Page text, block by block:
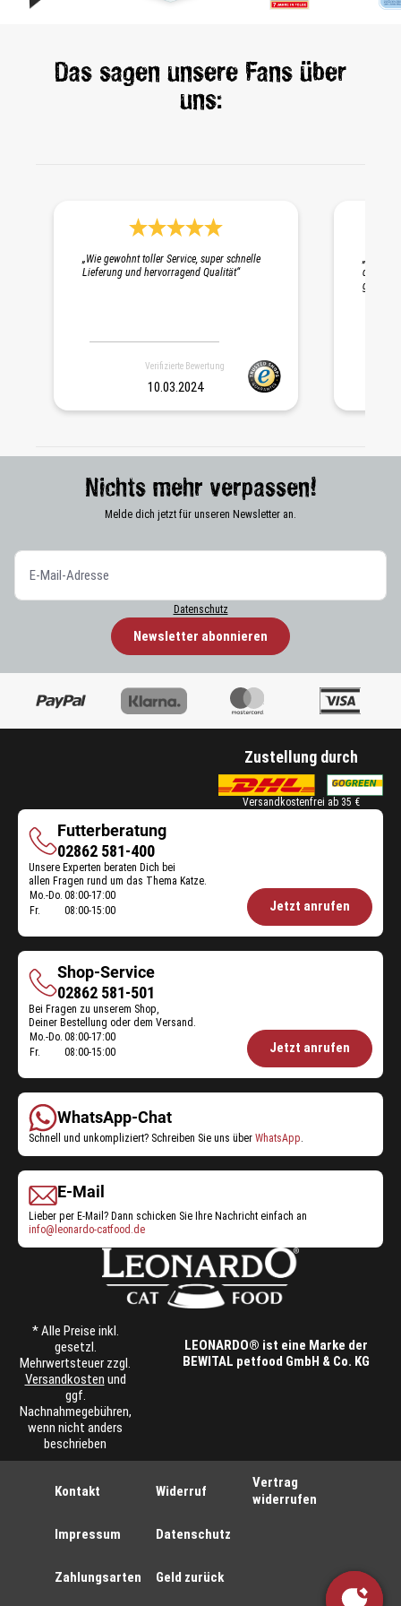
Das sagen unsere Fans über
uns:
„Wie gewohnt toller Service, super schnelle
Lieferung und hervorragend Qualität“
Verifizierte Bewertung
10.03.2024
die
gepackt.
Nichts mehr verpassen!
Melde dich jetzt für unseren Newsletter an.
Datenschutz
Newsletter abonnieren
Zustellung durch
Versandkostenfrei ab 35 €
Futterberatung
Futterberatung
02862 581-400
Unsere Experten beraten Dich bei
allen Fragen rund um das Thema Katze.
Öffnungszeiten
Mo.-Do. 08:00-17:00
Fr.
08:00-15:00 Jetzt anrufen
Shop-Service
Shop-
Service
02862 581-501
Bei Fragen zu unserem Shop,
Deiner Bestellung oder dem Versand.
Öffnungszeiten
Mo.-Do. 08:00-17:00
Fr.
08:00-15:00 Jetzt anrufen
WhatsApp-Chat
Schnell und unkompliziert? Schreiben Sie uns über WhatsApp.
E-Mail
Lieber per E-Mail? Dann schicken Sie Ihre Nachricht einfach an
info@leonardo-catfood.de
* Alle Preise inkl.
gesetzl.
Mehrwertsteuer zzgl.
Versandkosten und
ggf.
Nachnahmegebühren,
wenn nicht anders
beschrieben
LEONARDO® ist eine Marke der
BEWITAL petfood GmbH & Co. KG
Kontakt
Impressum
Zahlungsarten
Widerruf
Datenschutz
Geld zurück
Vertrag
widerrufen